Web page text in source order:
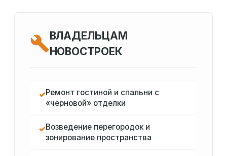
ВЛАДЕЛЬЦАМ
НОВОСТРОЕК
✓Ремонт гостиной и спальни с
«черновой» отделки
✓Возведение перегородок и
зонирование пространства